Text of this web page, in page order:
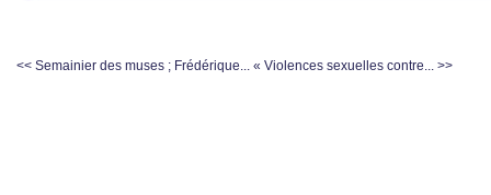
<< Semainier des muses ; Frédérique... « Violences sexuelles contre... >>